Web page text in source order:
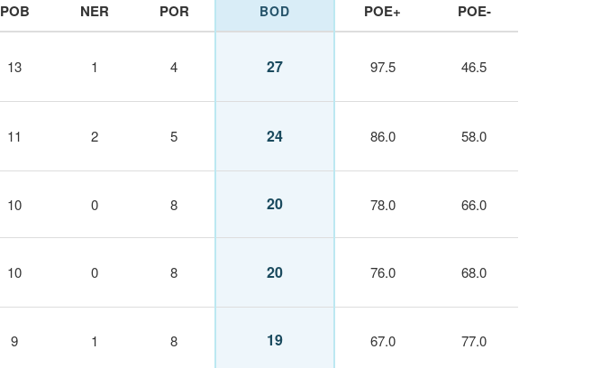
POB NER POR BOD POE+ POE-
13 1 4 27 97.5 46.5
11 2 5 24 86.0 58.0
10 0 8 20 78.0 66.0
10 0 8 20 76.0 68.0
9 1 8 19 67.0 77.0